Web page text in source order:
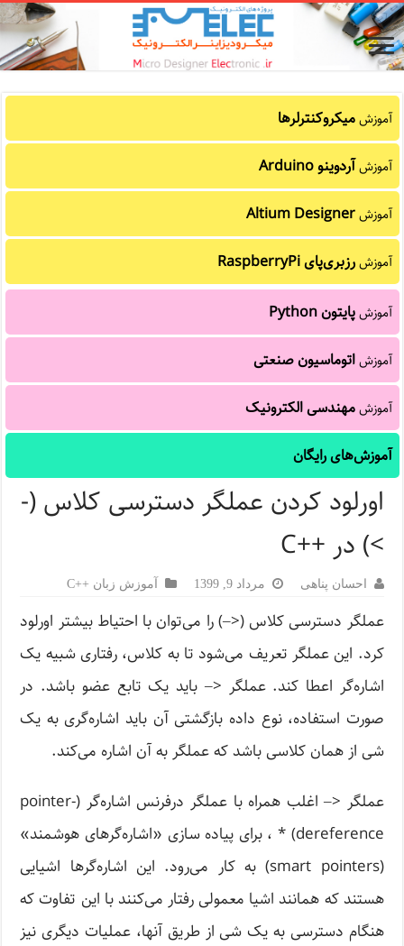
آموزشمیکروکنترلرها
آموزشآردوینو Arduino
آموزشAltium Designer
آموزشرزبری‌پای RaspberryPi
آموزشپایتون Python
آموزشاتوماسیون صنعتی
آموزشمهندسی الکترونیک
آموزش‌های رایگان
اورلود کردن عملگر دسترسی کلاس (-
>) در ++C
احسان پناهی مرداد 9, 1399 آموزش زبان ++C
عملگر دسترسی کلاس (<‒­­) را می‌توان با احتیاط بیشتر اورلود
کرد. این عملگر تعریف می‌شود تا به کلاس، رفتاری شبیه یک
اشاره‌گر اعطا کند. عملگر <‒ باید یک تابع عضو باشد. در
صورت استفاده، نوع داده بازگشتی آن باید اشاره‌گری به یک
شی از همان کلاسی باشد که عملگر به آن اشاره می‌کند.
عملگر <‒ اغلب همراه با عملگر درفرنس اشاره‌گر (pointer-
dereference) * ، برای پیاده سازی «اشاره‌گرهای هوشمند»
(smart pointers) به کار می‌رود. این اشاره‌گرها اشیایی
هستند که همانند اشیا معمولی رفتار می‌کنند با این تفاوت که
هنگام دسترسی به یک شی از طریق آنها، عملیات دیگری نیز